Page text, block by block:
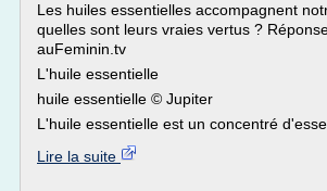
Les huiles essentielles accompagnent
quelles sont leurs vraies vertus ?
auFeminin.tv
L'huile essentielle
huile essentielle © Jupiter
L'huile essentielle est un concentré
Lire la suite